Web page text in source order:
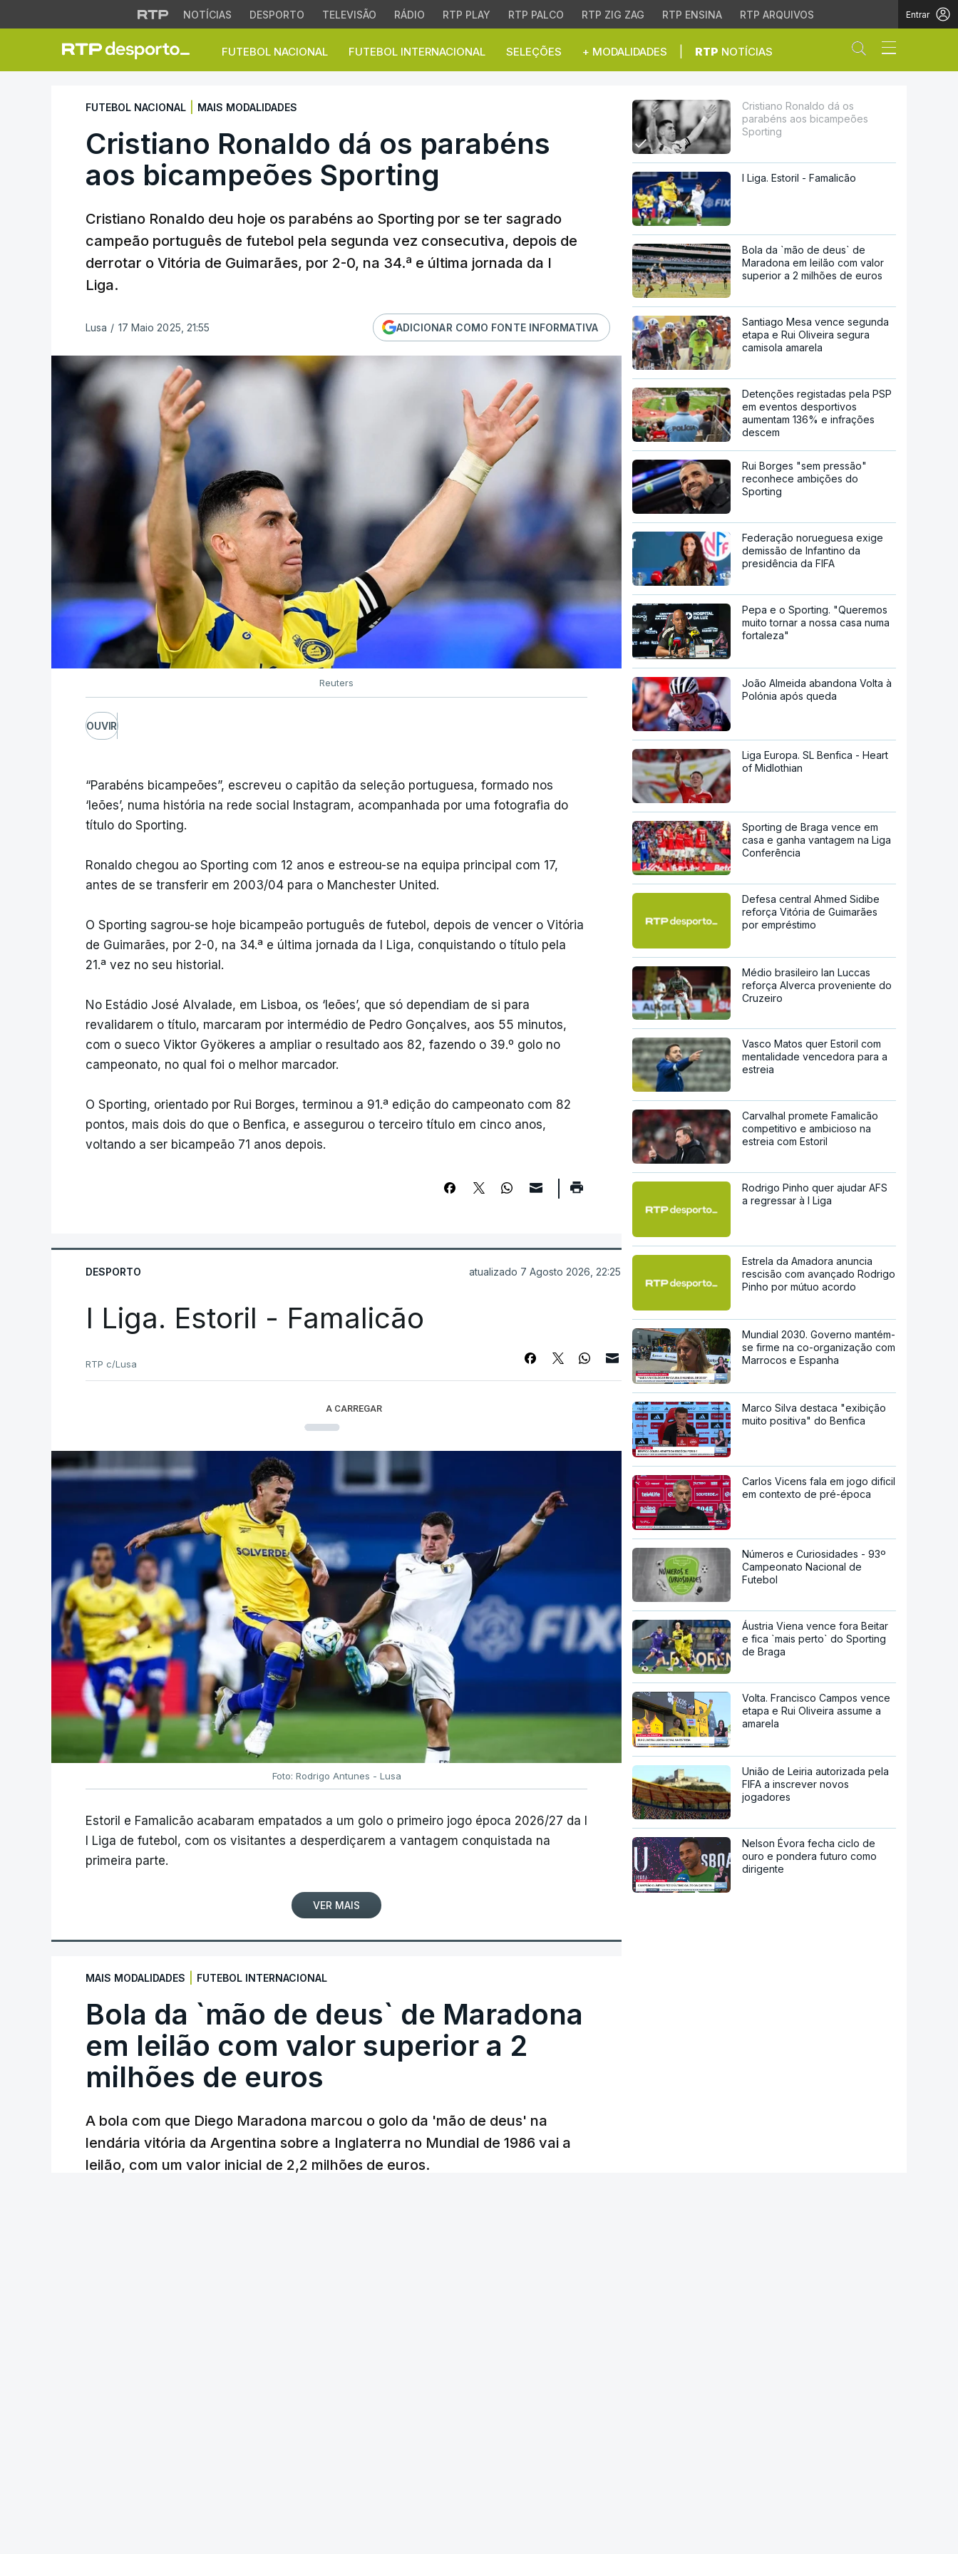
NOTÍCIAS DESPORTO TELEVISÃO RÁDIO RTP PLAY RTP PALCO RTP ZIG ZAG RTP ENSINA RTP ARQUIVOS Entrar
FUTEBOL NACIONAL FUTEBOL INTERNACIONAL SELEÇÕES + MODALIDADES RTP NOTÍCIAS Abrir campo
Cristiano Ronaldo dá os parabéns aos bicampeões Sporting
FUTEBOL NACIONAL MAIS MODALIDADES
Cristiano Ronaldo dá os parabéns
aos bicampeões Sporting
Cristiano Ronaldo deu hoje os parabéns ao Sporting por se ter sagrado
campeão português de futebol pela segunda vez consecutiva, depois de
derrotar o Vitória de Guimarães, por 2-0, na 34.ª e última jornada da I
Liga.
Lusa / 17 Maio 2025, 21:55 ADICIONAR COMO FONTE INFORMATIVA
Reuters
OUVIR
“Parabéns bicampeões”, escreveu o capitão da seleção portuguesa, formado nos
‘leões’, numa história na rede social Instagram, acompanhada por uma fotografia do
título do Sporting.
Ronaldo chegou ao Sporting com 12 anos e estreou-se na equipa principal com 17,
antes de se transferir em 2003/04 para o Manchester United.
O Sporting sagrou-se hoje bicampeão português de futebol, depois de vencer o Vitória
de Guimarães, por 2-0, na 34.ª e última jornada da I Liga, conquistando o título pela
21.ª vez no seu historial.
No Estádio José Alvalade, em Lisboa, os ‘leões’, que só dependiam de si para
revalidarem o título, marcaram por intermédio de Pedro Gonçalves, aos 55 minutos,
com o sueco Viktor Gyökeres a ampliar o resultado aos 82, fazendo o 39.º golo no
campeonato, no qual foi o melhor marcador.
O Sporting, orientado por Rui Borges, terminou a 91.ª edição do campeonato com 82
pontos, mais dois do que o Benfica, e assegurou o terceiro título em cinco anos,
voltando a ser bicampeão 71 anos depois.
DESPORTO atualizado 7 Agosto 2026, 22:25
I Liga. Estoril - Famalicão
RTP c/Lusa
A CARREGAR
Foto: Rodrigo Antunes - Lusa
Estoril e Famalicão acabaram empatados a um golo o primeiro jogo época 2026/27 da I
I Liga de futebol, com os visitantes a desperdiçarem a vantagem conquistada na
primeira parte.
VER MAIS
MAIS MODALIDADES FUTEBOL INTERNACIONAL
Bola da `mão de deus` de Maradona
em leilão com valor superior a 2
milhões de euros
A bola com que Diego Maradona marcou o golo da 'mão de deus' na
lendária vitória da Argentina sobre a Inglaterra no Mundial de 1986 vai a
leilão, com um valor inicial de 2,2 milhões de euros.
Cristiano Ronaldo dá os
parabéns aos bicampeões
Sporting
I Liga. Estoril - Famalicão
Bola da `mão de deus` de
Maradona em leilão com valor
superior a 2 milhões de euros
Santiago Mesa vence segunda
etapa e Rui Oliveira segura
camisola amarela
Detenções registadas pela PSP
em eventos desportivos
aumentam 136% e infrações
descem
Rui Borges "sem pressão"
reconhece ambições do
Sporting
Federação norueguesa exige
demissão de Infantino da
presidência da FIFA
Pepa e o Sporting. "Queremos
muito tornar a nossa casa numa
fortaleza"
João Almeida abandona Volta à
Polónia após queda
Liga Europa. SL Benfica - Heart
of Midlothian
Sporting de Braga vence em
casa e ganha vantagem na Liga
Conferência
Defesa central Ahmed Sidibe
reforça Vitória de Guimarães
por empréstimo
Médio brasileiro Ian Luccas
reforça Alverca proveniente do
Cruzeiro
Vasco Matos quer Estoril com
mentalidade vencedora para a
estreia
Carvalhal promete Famalicão
competitivo e ambicioso na
estreia com Estoril
Rodrigo Pinho quer ajudar AFS
a regressar à I Liga
Estrela da Amadora anuncia
rescisão com avançado Rodrigo
Pinho por mútuo acordo
Mundial 2030. Governo mantém-
se firme na co-organização com
Marrocos e Espanha
Marco Silva destaca "exibição
muito positiva" do Benfica
Carlos Vicens fala em jogo dificil
em contexto de pré-época
Números e Curiosidades - 93º
Campeonato Nacional de
Futebol
Áustria Viena vence fora Beitar
e fica `mais perto` do Sporting
de Braga
Volta. Francisco Campos vence
etapa e Rui Oliveira assume a
amarela
União de Leiria autorizada pela
FIFA a inscrever novos
jogadores
Nelson Évora fecha ciclo de
ouro e pondera futuro como
dirigente